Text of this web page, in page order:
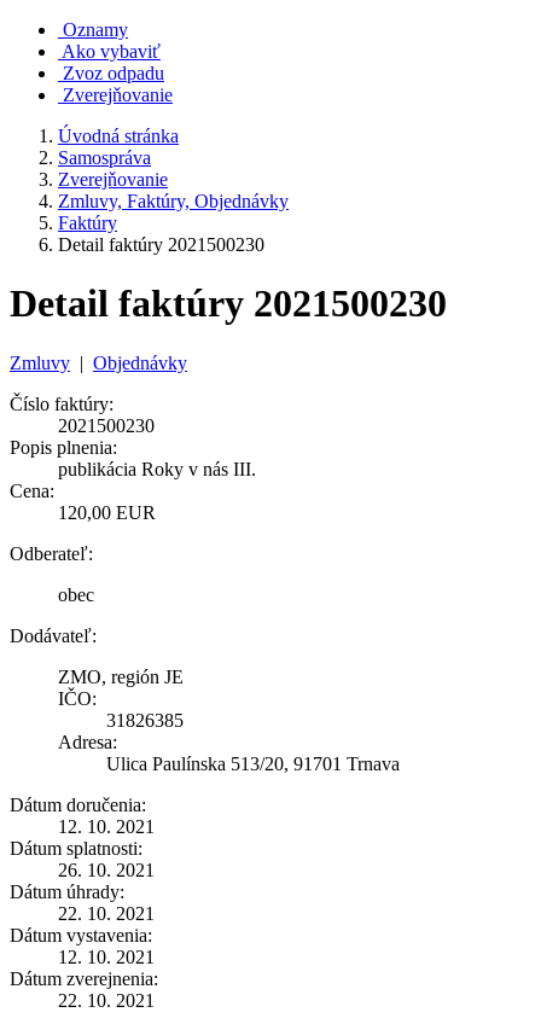
Oznamy
Ako vybaviť
Zvoz odpadu
Zverejňovanie
Úvodná stránka
Samospráva
Zverejňovanie
Zmluvy, Faktúry, Objednávky
Faktúry
Detail faktúry 2021500230
Detail faktúry 2021500230
Zmluvy | Objednávky
Číslo faktúry:
2021500230
Popis plnenia:
publikácia Roky v nás III.
Cena:
120,00 EUR
Odberateľ:
obec
Dodávateľ:
ZMO, región JE
IČO:
31826385
Adresa:
Ulica Paulínska 513/20, 91701 Trnava
Dátum doručenia:
12. 10. 2021
Dátum splatnosti:
26. 10. 2021
Dátum úhrady:
22. 10. 2021
Dátum vystavenia:
12. 10. 2021
Dátum zverejnenia:
22. 10. 2021